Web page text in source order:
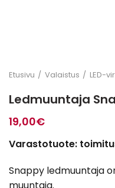
Etusivu Valaistus LED-
Ledmuuntaja
19,00€
Varastotuote:
Snappy ledmuuntaja